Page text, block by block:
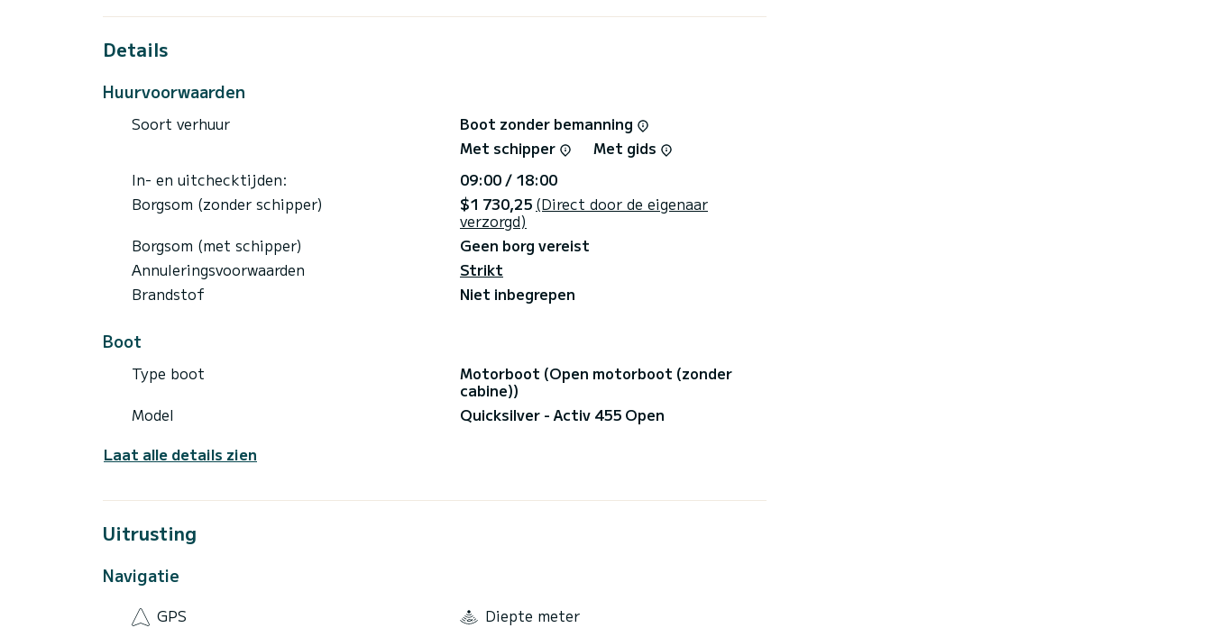
HP. Kruissnelheid van 20 knopen en de maximumsnelheid van 33 knopen bewijst dat deze
boot een serieuze boot is, gemaskeerd in het compacte ontwerp.
snel, concurrerende prijs, grote opbergvakken en nog veel meer. Deze boot is perfect voor
Details
Huurvoorwaarden
Soort verhuur
Boot zonder bemanning
Met schipper
Met gids
In- en uitchecktijden:
09:00 / 18:00
Borgsom (zonder schipper)
$1 730,25 (Direct door de eigenaar
verzorgd)
Borgsom (met schipper)
Geen borg vereist
Annuleringsvoorwaarden
Strikt
Brandstof
Niet inbegrepen
Boot
Type boot Motorboot (Open motorboot (zonder
cabine))
Model
Quicksilver - Activ 455 Open
Laat alle details zien
Uitrusting
Navigatie
GPS
Diepte meter